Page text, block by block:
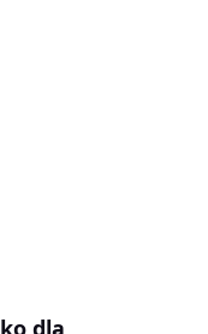
dla